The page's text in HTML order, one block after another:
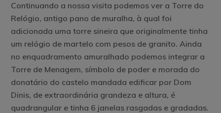
Continuando a nossa visita podemos ver a Torre do
Relógio, antigo pano de muralha, à qual foi
adicionada uma torre sineira que originalmente tinha
um relógio de martelo com pesos de granito. Ainda
no enquadramento amuralhado podemos integrar a
Torre de Menagem, símbolo de poder e morada do
donatário do castelo mandada edificar por Dom
Dinis, de extraordinária grandeza e altura, é
quadrangular e tinha 6 janelas rasgadas e gradadas.